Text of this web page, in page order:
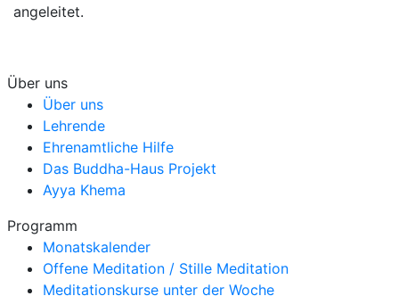
angeleitet.
Über uns
Über uns
Lehrende
Ehrenamtliche Hilfe
Das Buddha-Haus Projekt
Ayya Khema
Programm
Monatskalender
Offene Meditation / Stille Meditation
Meditationskurse unter der Woche